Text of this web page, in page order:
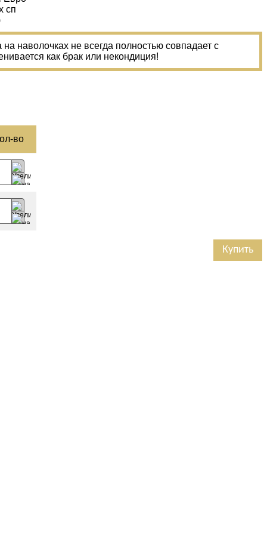
сп
наволочках не всегда полностью совпадает с
как брак или некондиция!
­во
Купить